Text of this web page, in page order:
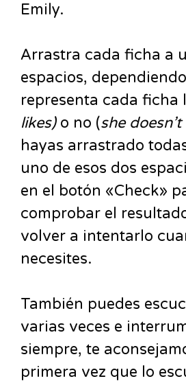
Emily.
Arrastra cada ficha a
espacios,
representa cada ficha
likes) o no (she doesn’t
hayas arrastrado
uno de esos dos
en el botón «Check»
comprobar el
volver a intentarlo
necesites.
También puedes
varias veces e
siempre, te
primera vez que lo